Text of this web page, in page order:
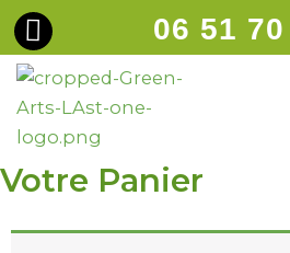
principal
Aller
au
contenu
06 51
Votre Panier